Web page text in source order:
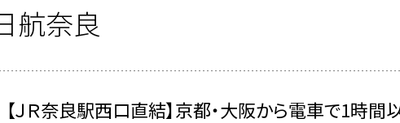
航奈良
【ＪＲ奈良駅西口直結】京都・大阪から電車で1時間